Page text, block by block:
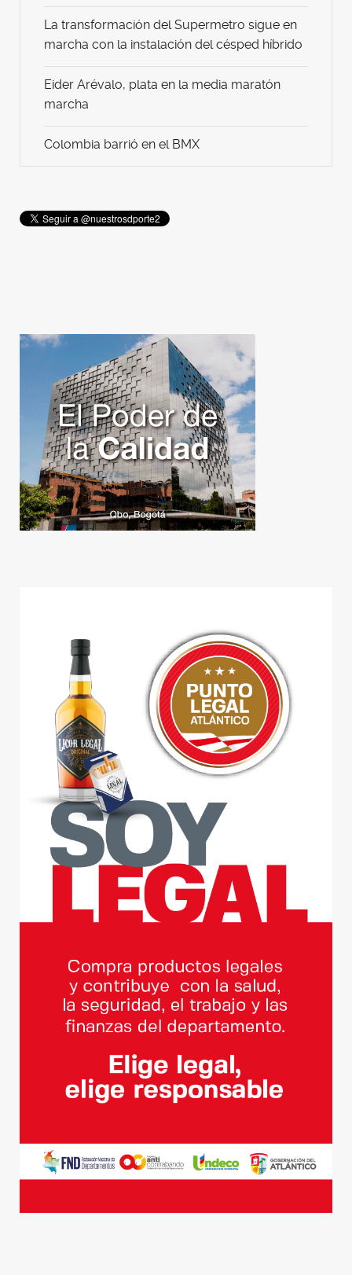
La transformación del Supermetro sigue en
marcha con la instalación del césped híbrido
Eider Arévalo, plata en la media maratón
marcha
Colombia barrió en el BMX